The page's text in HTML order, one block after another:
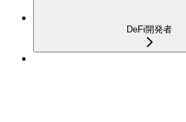
DeFi開発者